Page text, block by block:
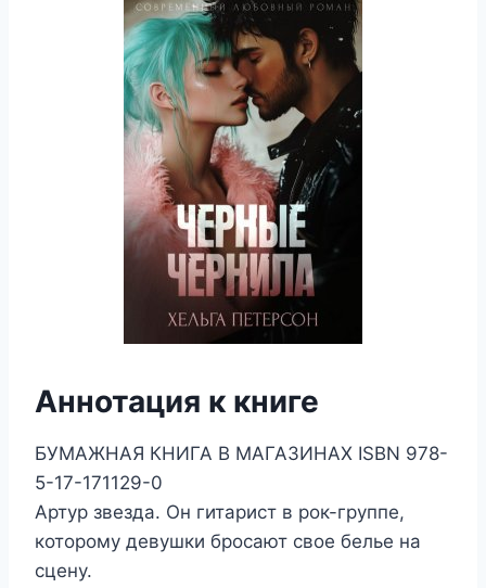
Аннотация к книге
БУМАЖНАЯ КНИГА В МАГАЗИНАХ ISBN 978-
5-17-171129-0
Артур звезда. Он гитарист в рок-группе,
которому девушки бросают свое белье на
сцену.